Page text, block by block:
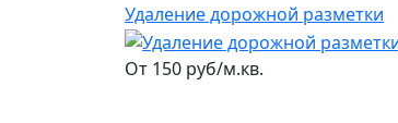
Удаление дорожной разметки
От 150 руб/м.кв.